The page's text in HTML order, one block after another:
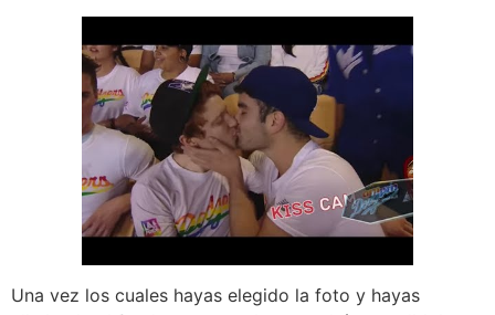
Una vez los cuales hayas elegido la foto y hayas